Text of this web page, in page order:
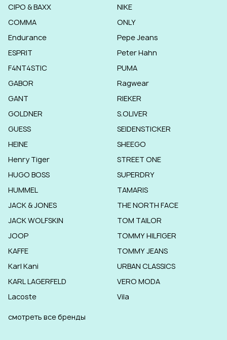
CIPO & BAXX
COMMA
Endurance
ESPRIT
F4NT4STIC
GABOR
GANT
GOLDNER
GUESS
HEINE
Henry Tiger
HUGO BOSS
HUMMEL
JACK & JONES
JACK WOLFSKIN
JOOP
KAFFE
Karl Kani
KARL LAGERFELD
Lacoste
NIKE
ONLY
Pepe Jeans
Peter Hahn
PUMA
Ragwear
RIEKER
S.OLIVER
SEIDENSTICKER
SHEEGO
STREET ONE
SUPERDRY
TAMARIS
THE NORTH FACE
TOM TAILOR
TOMMY HILFIGER
TOMMY JEANS
URBAN CLASSICS
VERO MODA
Vila
смотреть все бренды